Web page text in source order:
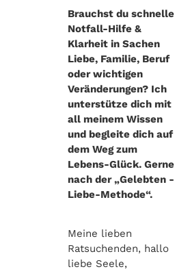
NEU BEI UNS?
REGISTRIERUNG
ÜBER UNS
MAGAZIN
KONTAKT
Brauchst du schnelle
Notfall-Hilfe &
Klarheit in Sachen
Liebe, Familie, Beruf
oder wichtigen
Veränderungen? Ich
unterstütze dich mit
all meinem Wissen
und begleite dich auf
dem Weg zum
Lebens-Glück. Gerne
nach der „Gelebten -
Liebe-Methode“.
Meine lieben
Ratsuchenden, hallo
liebe Seele,